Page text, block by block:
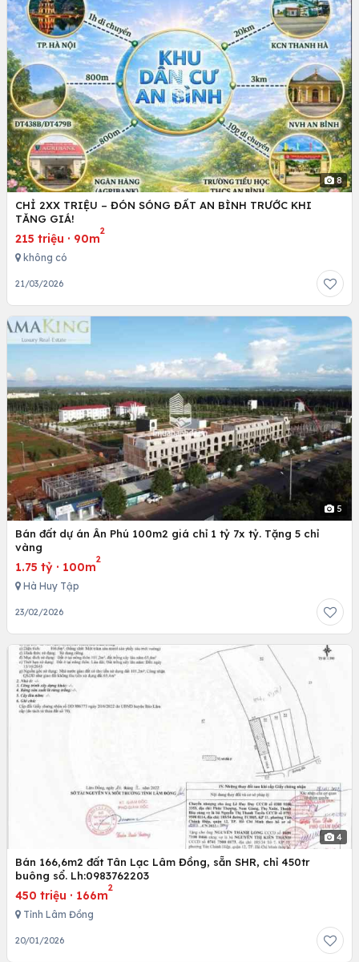
8
CHỈ 2XX TRIỆU – ĐÓN SÓNG ĐẤT AN BÌNH TRƯỚC KHI
TĂNG GIÁ!
215 triệu · 90m
2
không có
21/03/2026
5
Bán đất dự án Ân Phú 100m2 giá chỉ 1 tỷ 7x tỷ. Tặng 5 chỉ
vàng
1.75 tỷ · 100m
2
Hà Huy Tập
23/02/2026
4
Bán 166,6m2 đất Tân Lạc Lâm Đồng, sẵn SHR, chỉ 450tr
buông sổ. Lh:0983762203
450 triệu · 166m
2
Tỉnh Lâm Đồng
20/01/2026